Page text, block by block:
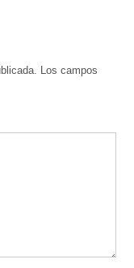
Los campos